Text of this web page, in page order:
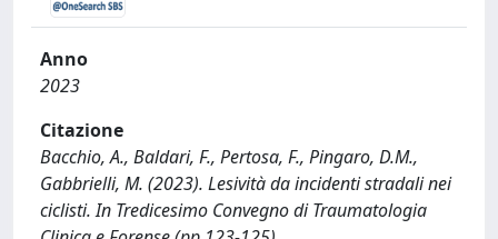
Anno
2023
Citazione
Bacchio, A., Baldari, F., Pertosa, F., Pingaro, D.M.,
Gabbrielli, M. (2023). Lesività da incidenti stradali nei
ciclisti. In Tredicesimo Convegno di Traumatologia